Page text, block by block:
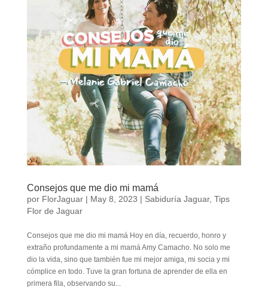
Consejos que me dio mi mamá
por FlorJaguar| May 8, 2023 | Sabiduría Jaguar, Tips
Flor de Jaguar
Consejos que me dio mi mamá Hoy en día, recuerdo, honro y
extraño profundamente a mi mamá Amy Camacho. No solo me
dio la vida, sino que también fue mi mejor amiga, mi socia y mi
cómplice en todo. Tuve la gran fortuna de aprender de ella en
primera fila, observando su...